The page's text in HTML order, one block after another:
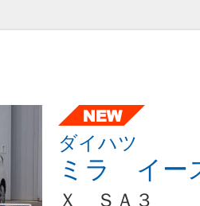
ダイハツ
ミラ イー
Ｘ ＳＡ３